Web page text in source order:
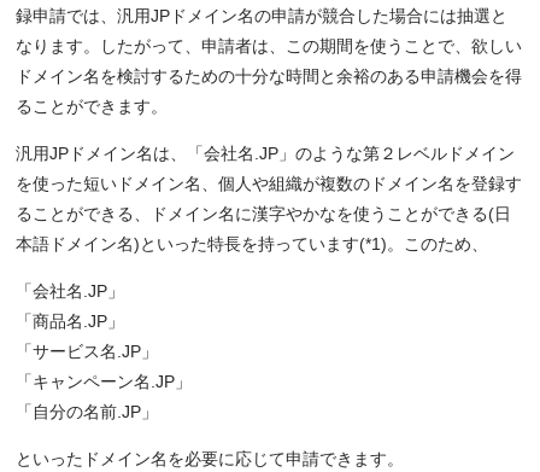
録申請では、汎用JPドメイン名の申請が競合した場合には抽選と
なります。したがって、申請者は、この期間を使うことで、欲しい
ドメイン名を検討するための十分な時間と余裕のある申請機会を得
ることができます。
汎用JPドメイン名は、「会社名.JP」のような第２レベルドメイン
を使った短いドメイン名、個人や組織が複数のドメイン名を登録す
ることができる、ドメイン名に漢字やかなを使うことができる(日
本語ドメイン名)といった特長を持っています(*1)。このため、
「会社名.JP」
「商品名.JP」
「サービス名.JP」
「キャンペーン名.JP」
「自分の名前.JP」
といったドメイン名を必要に応じて申請できます。